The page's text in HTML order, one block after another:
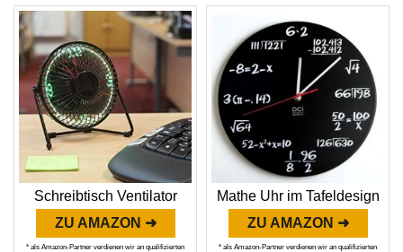
Schreibtisch Ventilator
ZU AMAZON ➜
* als Amazon-Partner verdienen wir an qualifizierten
Mathe Uhr im Tafeldesign
ZU AMAZON ➜
* als Amazon-Partner verdienen wir an qualifizierten